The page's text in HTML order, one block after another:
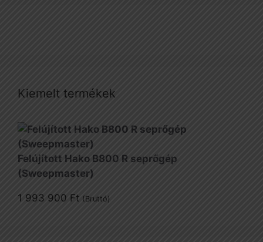
Kiemelt termékek
Felújított Hako B800 R seprőgép
(Sweepmaster)
1 993 900 Ft (Bruttó)